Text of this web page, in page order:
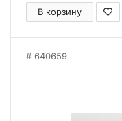
В корзину
640659